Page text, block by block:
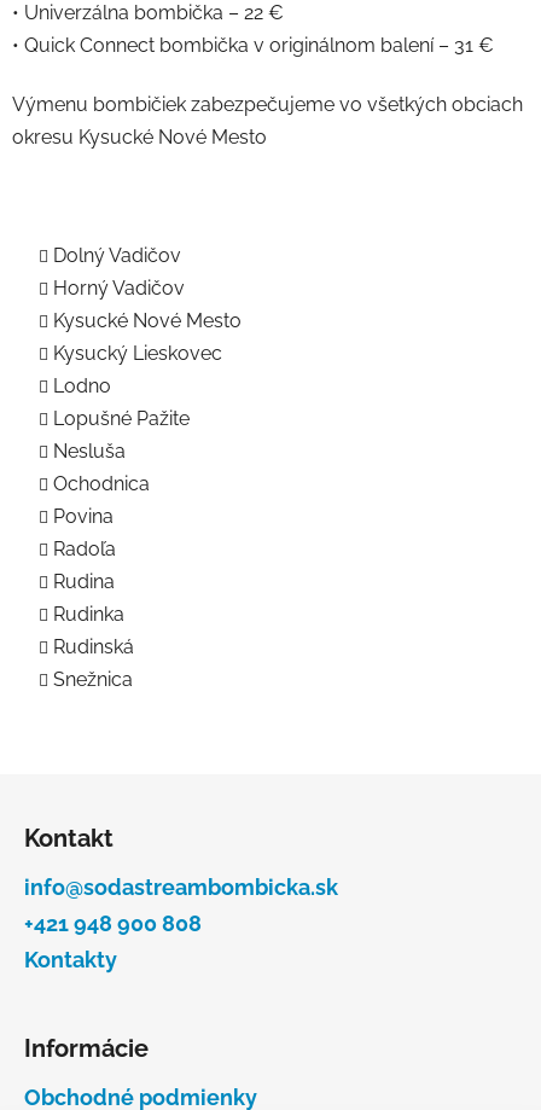
• Univerzálna bombička – 22 €
• Quick Connect bombička v originálnom balení – 31 €
Výmenu bombičiek zabezpečujeme vo všetkých obciach
okresu Kysucké Nové Mesto
Dolný Vadičov
Horný Vadičov
Kysucké Nové Mesto
Kysucký Lieskovec
Lodno
Lopušné Pažite
Nesluša
Ochodnica
Povina
Radoľa
Rudina
Rudinka
Rudinská
Snežnica
Kontakt
info@sodastreambombicka.sk
+421 948 900 808
Kontakty
Informácie
Obchodné podmienky